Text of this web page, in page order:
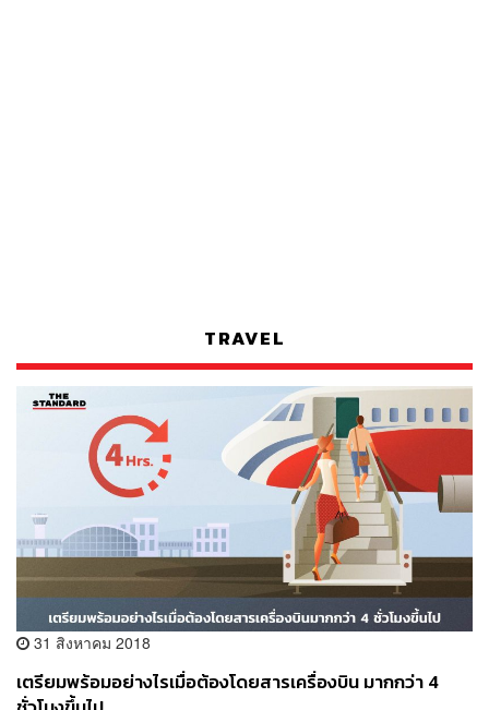
TRAVEL
31 สิงหาคม 2018
เตรียมพร้อมอย่างไรเมื่อต้องโดยสารเครื่องบิน มากกว่า 4